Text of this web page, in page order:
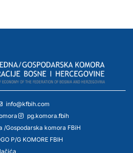
info@kfbih.com
pg.komora.fbih
/Gospodarska komora FBiH
P/G KOMORE FBIH